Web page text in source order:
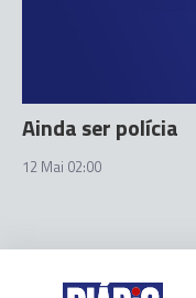
Ainda ser polícia
12 Mai 02:00